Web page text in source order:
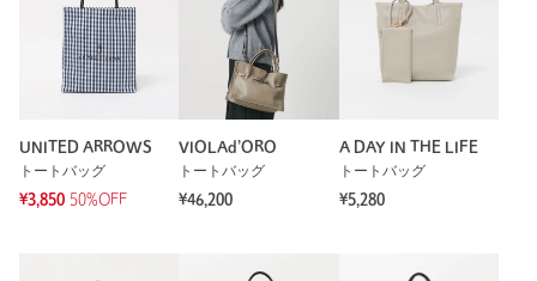
UNITED ARROWS
トートバッグ
¥3,850 50%OFF
VIOLAd’ORO
トートバッグ
¥46,200
A DAY IN THE LIFE
トートバッグ
¥5,280